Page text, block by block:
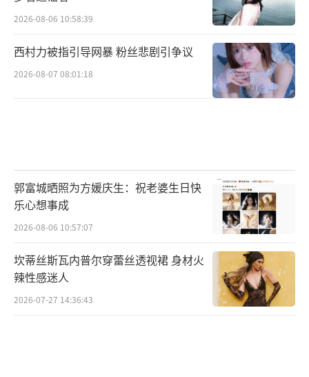
2026-08-06 10:58:39
西村力被指引导网暴 粉丝悲剧引争议
2026-08-07 08:01:18
郭富城晒照为方媛庆生：祝老婆生日快
乐心想事成
2026-08-06 10:57:07
坎蒂丝斯瓦内普尔穿蕾丝透视裙 身材火
辣性感迷人
2026-07-27 14:36:43